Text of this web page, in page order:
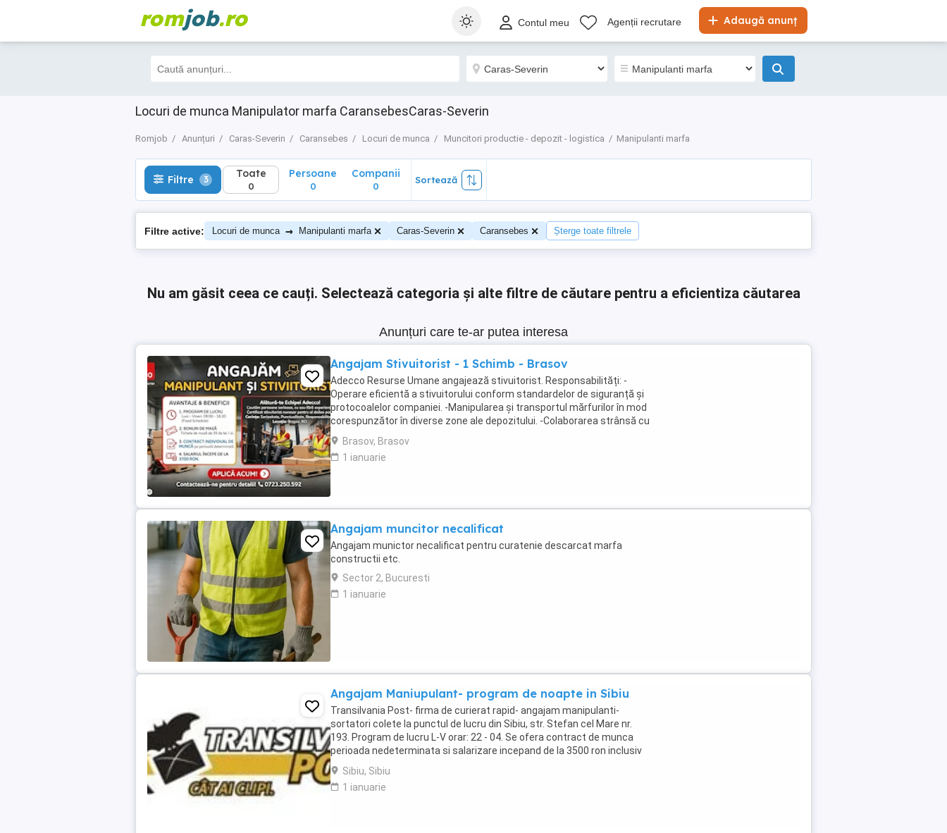
romjob.ro Adaugă anunț
Contul meu Agenții recrutare
Locuri de munca Manipulator marfa CaransebesCaras-Severin
Romjob Anunțuri Caras-Severin Caransebes Locuri de munca Muncitori productie - depozit - logistica Manipulanti marfa
Filtre 3 Toate
0
Filtre 3 Toate
0
Persoane
0
Companii
0
Sortează
Filtre active: Locuri de munca → Manipulanti marfa Caras-Severin Caransebes Șterge toate filtrele
Nu am găsit ceea ce cauți. Selectează categoria și alte filtre de căutare pentru a eficientiza căutarea
Anunțuri care te-ar putea interesa
Angajam Stivuitorist - 1 Schimb - Brasov
Adecco Resurse Umane angajează stivuitorist. Responsabilități: -
Operare eficientă a stivuitorului conform standardelor de siguranță și
protocoalelor companiei. -Manipularea și transportul mărfurilor în mod
corespunzător în diverse zone ale depozitului. -Colaborarea strânsă cu
echipa pentru asigurarea ...
Brasov, Brasov
1 ianuarie
Angajam muncitor necalificat
Angajam munictor necalificat pentru curatenie descarcat marfa
constructii etc.
Sector 2, Bucuresti
1 ianuarie
Angajam Maniupulant- program de noapte in Sibiu
Transilvania Post- firma de curierat rapid- angajam manipulanti-
sortatori colete la punctul de lucru din Sibiu, str. Stefan cel Mare nr.
193. Program de lucru L-V orar: 22 - 04. Se ofera contract de munca
perioada nedeterminata si salarizare incepand de la 3500 ron inclusiv
tichete de masa in functie ...
Sibiu, Sibiu
1 ianuarie